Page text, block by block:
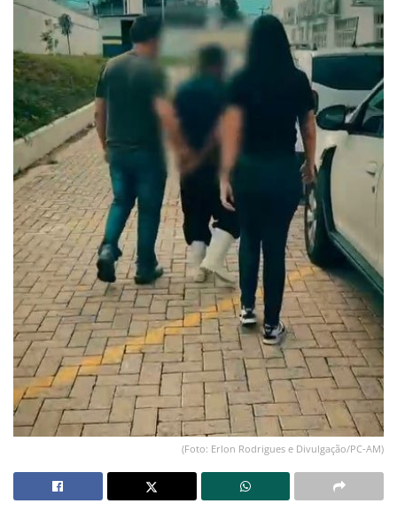
(Foto: Erlon Rodrigues e Divulgação/PC-AM)